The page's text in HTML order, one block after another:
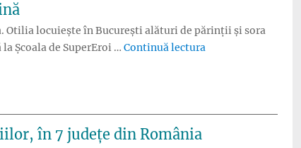
Otilia locuiește în București alături de părinții și sora
Școala de SuperEroi … Continuă lectura
în 7 județe din România